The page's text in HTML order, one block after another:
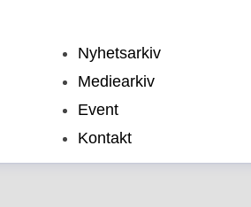
Nyhetsarkiv
Mediearkiv
Event
Kontakt